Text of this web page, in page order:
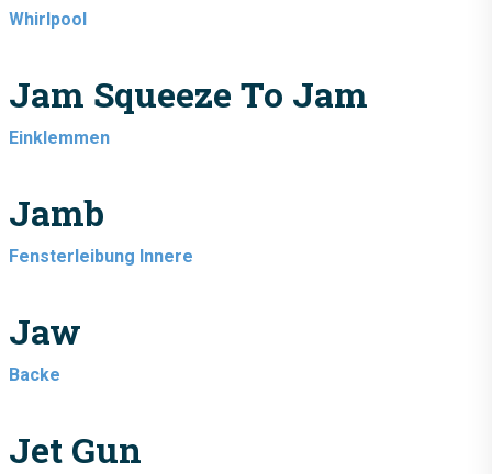
Whirlpool
Jam Squeeze To Jam
Einklemmen
Jamb
Fensterleibung Innere
Jaw
Backe
Jet Gun